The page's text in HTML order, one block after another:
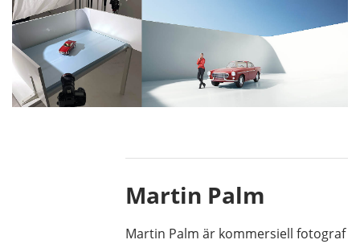
Martin Palm
Martin Palm är kommersiell fotograf